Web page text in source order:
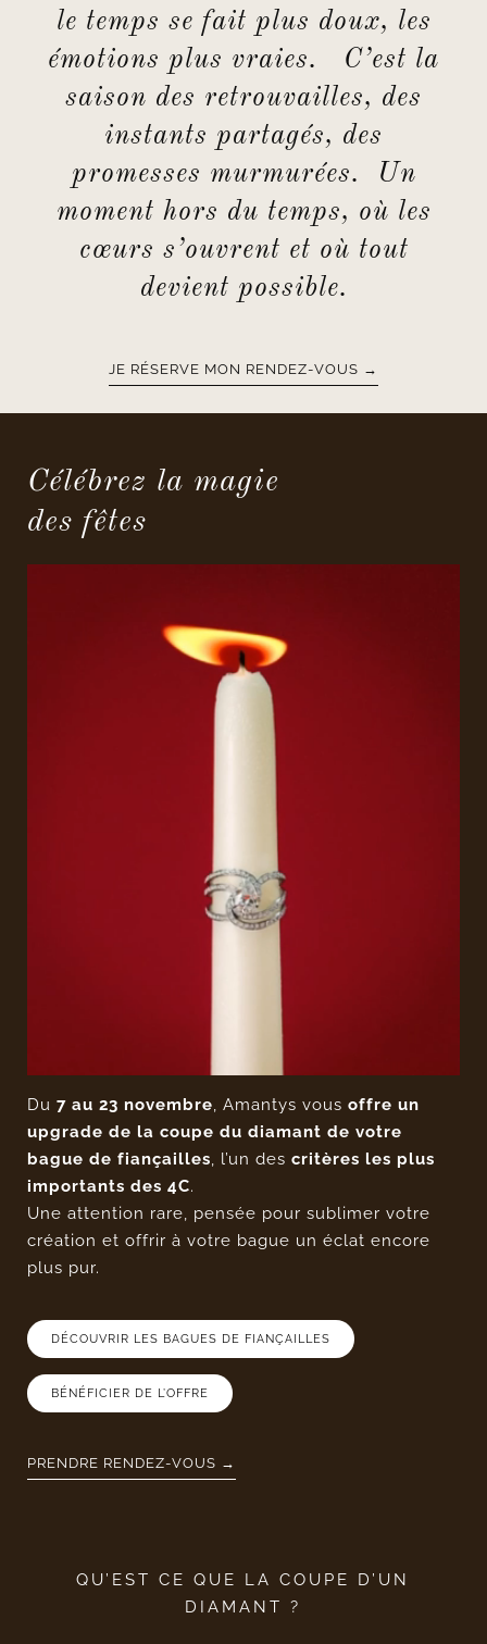
le temps se fait plus doux, les
émotions plus vraies. C’est la
saison des retrouvailles, des
instants partagés, des
promesses murmurées. Un
moment hors du temps, où les
cœurs s’ouvrent et où tout
devient possible.
JE RÉSERVE MON RENDEZ-VOUS →
Célébrez la magie
des fêtes
Du 7 au 23 novembre, Amantys vous offre un
upgrade de la coupe du diamant de votre
bague de fiançailles, l’un des critères les plus
importants des 4C.
Une attention rare, pensée pour sublimer votre
création et offrir à votre bague un éclat encore
plus pur.
DÉCOUVRIR LES BAGUES DE FIANÇAILLES
BÉNÉFICIER DE L’OFFRE
PRENDRE RENDEZ-VOUS →
QU’EST CE QUE LA COUPE D’UN
DIAMANT ?